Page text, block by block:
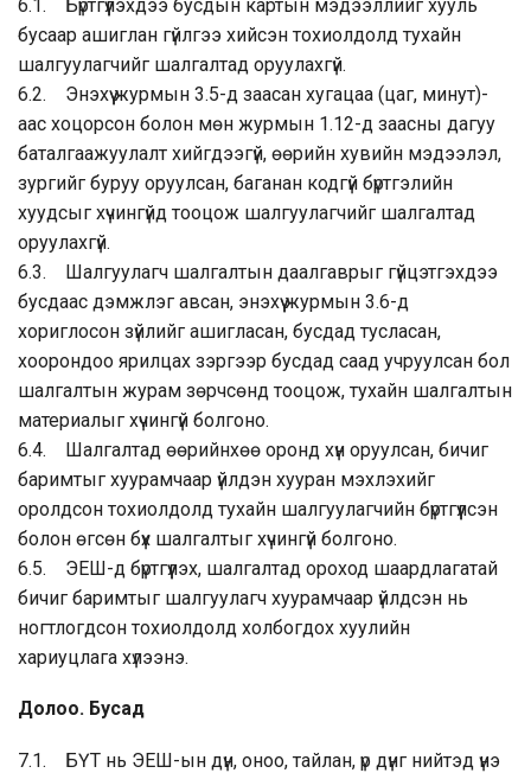
6.1. Бүртгүүлэхдээ бусдын картын мэдээллийг хууль
бусаар ашиглан гүйлгээ хийсэн тохиолдолд тухайн
шалгуулагчийг шалгалтад оруулахгүй.
6.2. Энэхүү журмын 3.5-д заасан хугацаа (цаг, минут)-
аас хоцорсон болон мөн журмын 1.12-д заасны дагуу
баталгаажуулалт хийгдээгүй, өөрийн хувийн мэдээлэл,
зургийг буруу оруулсан, баганан кодгүй бүртгэлийн
хуудсыг хүчингүйд тооцож шалгуулагчийг шалгалтад
оруулахгүй.
6.3. Шалгуулагч шалгалтын даалгаврыг гүйцэтгэхдээ
бусдаас дэмжлэг авсан, энэхүү журмын 3.6-д
хориглосон зүйлийг ашигласан, бусдад тусласан,
хоорондоо ярилцах зэргээр бусдад саад учруулсан бол
шалгалтын журам зөрчсөнд тооцож, тухайн шалгалтын
материалыг хүчингүй болгоно.
6.4. Шалгалтад өөрийнхөө оронд хүн оруулсан, бичиг
баримтыг хуурамчаар үйлдэн хууран мэхлэхийг
оролдсон тохиолдолд тухайн шалгуулагчийн бүртгүүлсэн
болон өгсөн бүх шалгалтыг хүчингүй болгоно.
6.5. ЭЕШ-д бүртгүүлэх, шалгалтад ороход шаардлагатай
бичиг баримтыг шалгуулагч хуурамчаар үйлдсэн нь
ногтлогдсон тохиолдолд холбогдох хуулийн
хариуцлага хүлээнэ.
Долоо. Бусад
7.1. БҮТ нь ЭЕШ-ын дүн, оноо, тайлан, үр дүнг нийтэд үнэ